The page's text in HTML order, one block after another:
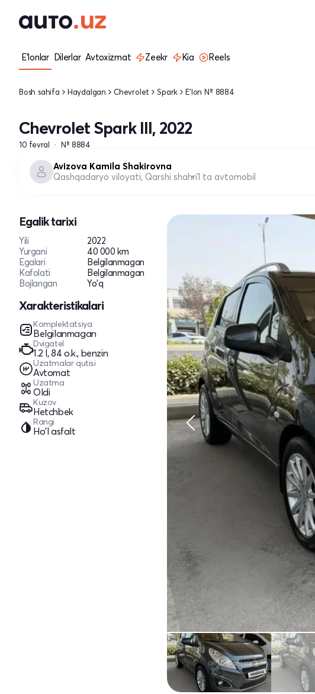
E'lonlar Dilerlar Avtoxizmat Zeekr Kia Reels
Bosh sahifa Haydalgan Chevrolet Spark E'lon № 8884
Chevrolet Spark III, 2022
10 fevral № 8884
Avizova Kamila Shakirovna
Qashqadaryo viloyati, Qarshi shahri1 ta avtomobil
Egalik tarixi
Yili
2022
Yurgani
40 000 km
Egalari
Belgilanmagan
Kafolati
Belgilanmagan
Bojlangan
Yo'q
Xarakteristikalari
Komplektatsiya
Belgilanmagan
Dvigatel
1.2 l, 84 o.k., benzin
Uzatmalar qutisi
Avtomat
Uzatma
Oldi
Kuzov
Hetchbek
Rangi
Ho'l asfalt